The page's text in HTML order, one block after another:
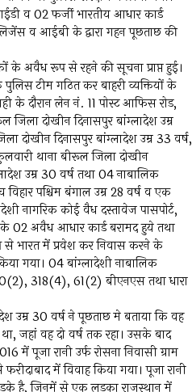
व 02 फर्जी भारतीय आधार कार्ड
व आईबी के द्वारा गहन पूछताछ की
के अवैध रूप से रहने की सूचना प्राप्त हुई।
टीम गठित कर बाहरी व्यक्तियों के
के दौरान लेन नं. 11 पोस्ट आफिस रोड,
जिला दोखीन दिनासपुर बांग्लादेश उम्र
दोखीन दिनासपुर बांग्लादेश उम्र 33 वर्ष,
फुलवारी थाना बीरूल जिला दोखीन
उम्र 30 वर्ष तथा 04 नाबालिक
पश्चिम बंगाल उम्र 28 वर्ष व एक
नागरिक कोई वैध दस्तावेज पासपोर्ट,
के 02 अवैध आधार कार्ड बरामद हुये तथा
से भारत में प्रवेश कर निवास करने के
गया। 04 बांग्लादेशी नाबालिक
318(4), 61(2) बीएनएस तथा धारा
उम्र 30 वर्ष ने पूछताछ मे बताया कि वह
जहां वह दो वर्ष तक रहा। उसके बाद
पूजा रानी उर्फ रोसना निवासी ग्राम
में विवाह किया गया। पूजा रानी